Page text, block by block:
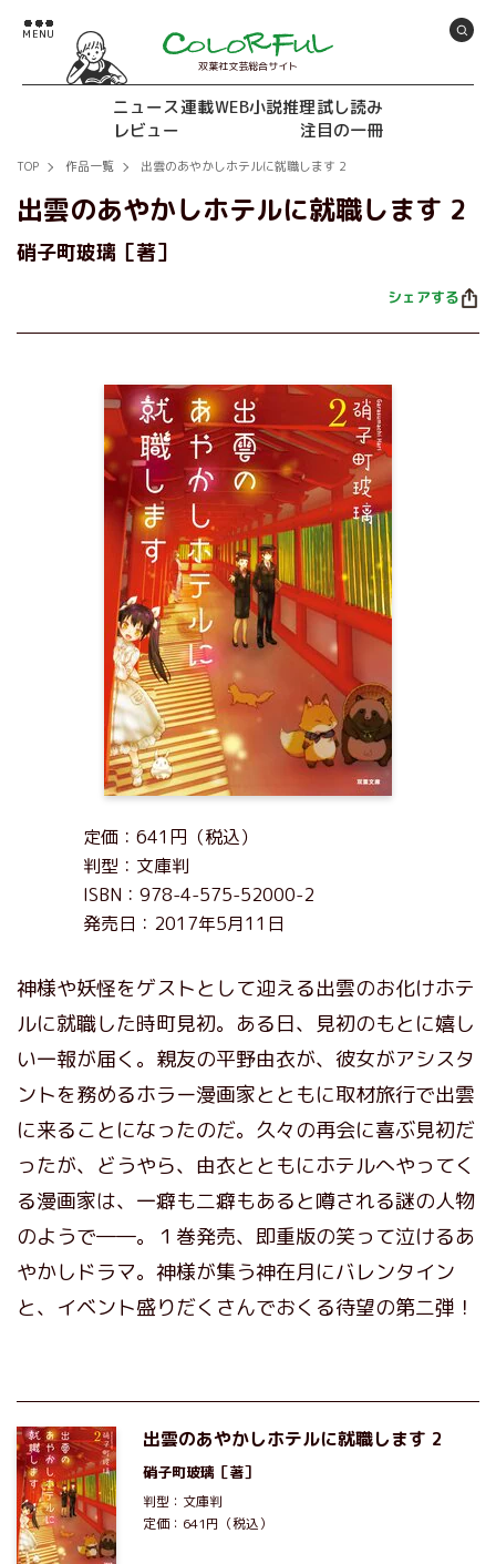
双葉社文芸総合サイト
ニュース連載WEB小説推理試し読み
レビュー
注目の一冊
TOP 作品一覧 出雲のあやかしホテルに就職します 2
出雲のあやかしホテルに就職します 2
硝子町玻璃［著］
シェアする
定価：641円（税込）
判型：文庫判
ISBN：978-4-575-52000-2
発売日：2017年5月11日
神様や妖怪をゲストとして迎える出雲のお化けホテ
ルに就職した時町見初。ある日、見初のもとに嬉し
い一報が届く。親友の平野由衣が、彼女がアシスタ
ントを務めるホラー漫画家とともに取材旅行で出雲
に来ることになったのだ。久々の再会に喜ぶ見初だ
ったが、どうやら、由衣とともにホテルへやってく
る漫画家は、一癖も二癖もあると噂される謎の人物
のようで――。１巻発売、即重版の笑って泣けるあ
やかしドラマ。神様が集う神在月にバレンタイン
と、イベント盛りだくさんでおくる待望の第二弾！
出雲のあやかしホテルに就職します 2
硝子町玻璃 ［著］
判型：文庫判
定価：641円（税込）